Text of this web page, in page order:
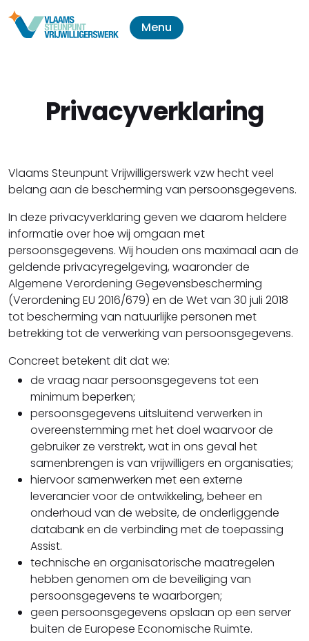
Menu
Privacyverklaring
Vlaams Steunpunt Vrijwilligerswerk vzw hecht veel
belang aan de bescherming van persoonsgegevens.
In deze privacyverklaring geven we daarom heldere
informatie over hoe wij omgaan met
persoonsgegevens. Wij houden ons maximaal aan de
geldende privacyregelgeving, waaronder de
Algemene Verordening Gegevensbescherming
(Verordening EU 2016/679) en de Wet van 30 juli 2018
tot bescherming van natuurlijke personen met
betrekking tot de verwerking van persoonsgegevens.
Concreet betekent dit dat we:
de vraag naar persoonsgegevens tot een
minimum beperken;
persoonsgegevens uitsluitend verwerken in
overeenstemming met het doel waarvoor de
gebruiker ze verstrekt, wat in ons geval het
samenbrengen is van vrijwilligers en organisaties;
hiervoor samenwerken met een externe
leverancier voor de ontwikkeling, beheer en
onderhoud van de website, de onderliggende
databank en de verbinding met de toepassing
Assist.
technische en organisatorische maatregelen
hebben genomen om de beveiliging van
persoonsgegevens te waarborgen;
geen persoonsgegevens opslaan op een server
buiten de Europese Economische Ruimte.